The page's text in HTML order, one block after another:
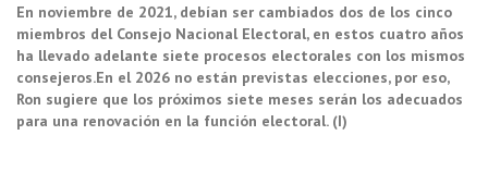
En noviembre de 2021, debían ser cambiados dos de los cinco
miembros del Consejo Nacional Electoral, en estos cuatro años
ha llevado adelante siete procesos electorales con los mismos
consejeros.En el 2026 no están previstas elecciones, por eso,
Ron sugiere que los próximos siete meses serán los adecuados
para una renovación en la función electoral. (I)